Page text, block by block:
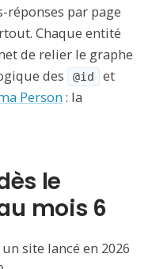
réponses par page
Chaque entité
de relier le graphe
des
@id
et
Person : la
le
mois 6
site lancé en 2026